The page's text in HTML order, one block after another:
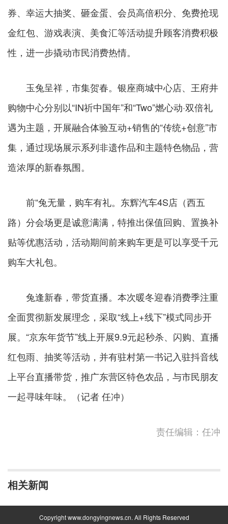
券、幸运大抽奖、砸金蛋、会员高倍积分、免费抢现
金红包、游戏表演、美食汇等活动提升顾客消费积极
性，进一步撬动市民消费热情。
玉兔呈祥，市集贺春。银座商城中心店、王府井
购物中心分别以“IN祈中国年”和“Two”燃心动·双倍礼
遇为主题，开展融合体验互动+销售的“传统+创意”市
集，通过现场展示系列非遗作品和主题特色物品，营
造浓厚的新春氛围。
前“兔无量，购车有礼。东辉汽车4S店（西五
路）分会场更是诚意满满，特推出保值回购、置换补
贴等优惠活动，活动期间前来购车更是可以享受千元
购车大礼包。
兔逢新春，带货直播。本次暖冬迎春消费季注重
全面贯彻新发展理念，采取“线上+线下”模式同步开
展。“京东年货节”线上开展9.9元起秒杀、闪购、直播
红包雨、抽奖等活动，并有驻村第一书记入驻抖音线
上平台直播带货，推广东营区特色农品，与市民朋友
一起寻味年味。（记者 任冲）
责任编辑：任冲
相关新闻
Copyright www.dongyingnews.cn. All Rights Reserved